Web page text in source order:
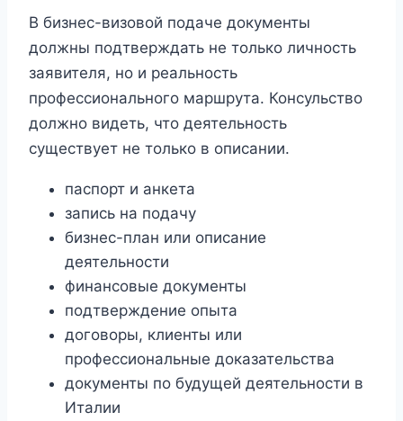
В бизнес-визовой подаче документы
должны подтверждать не только личность
заявителя, но и реальность
профессионального маршрута. Консульство
должно видеть, что деятельность
существует не только в описании.
паспорт и анкета
запись на подачу
бизнес-план или описание
деятельности
финансовые документы
подтверждение опыта
договоры, клиенты или
профессиональные доказательства
документы по будущей деятельности в
Италии